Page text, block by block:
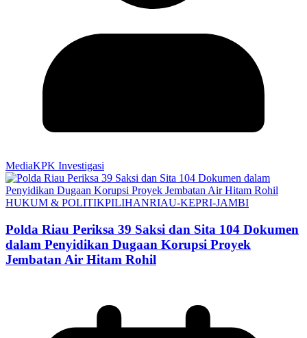
MediaKPK Investigasi
HUKUM & POLITIKPILIHANRIAU-KEPRI-JAMBI
Polda Riau Periksa 39 Saksi dan Sita 104 Dokumen
dalam Penyidikan Dugaan Korupsi Proyek
Jembatan Air Hitam Rohil